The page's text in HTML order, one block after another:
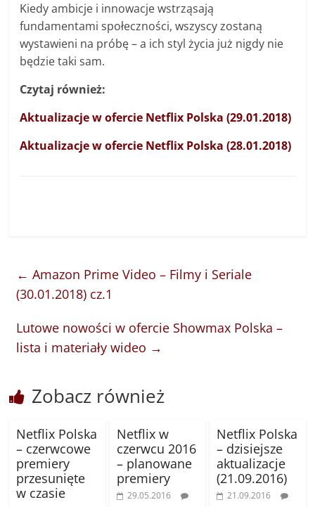
Kiedy ambicje i innowacje wstrząsają
fundamentami społeczności, wszyscy zostaną
wystawieni na próbę – a ich styl życia już nigdy nie
będzie taki sam.
Czytaj również:
Aktualizacje w ofercie Netflix Polska (29.01.2018)
Aktualizacje w ofercie Netflix Polska (28.01.2018)
← Amazon Prime Video – Filmy i Seriale
(30.01.2018) cz.1
Lutowe nowości w ofercie Showmax Polska –
lista i materiały wideo →
Zobacz również
Netflix Polska
– czerwcowe
premiery
przesunięte
w czasie
Netflix w
czerwcu 2016
– planowane
premiery
29.05.2016
Netflix Polska
– dzisiejsze
aktualizacje
(21.09.2016)
21.09.2016